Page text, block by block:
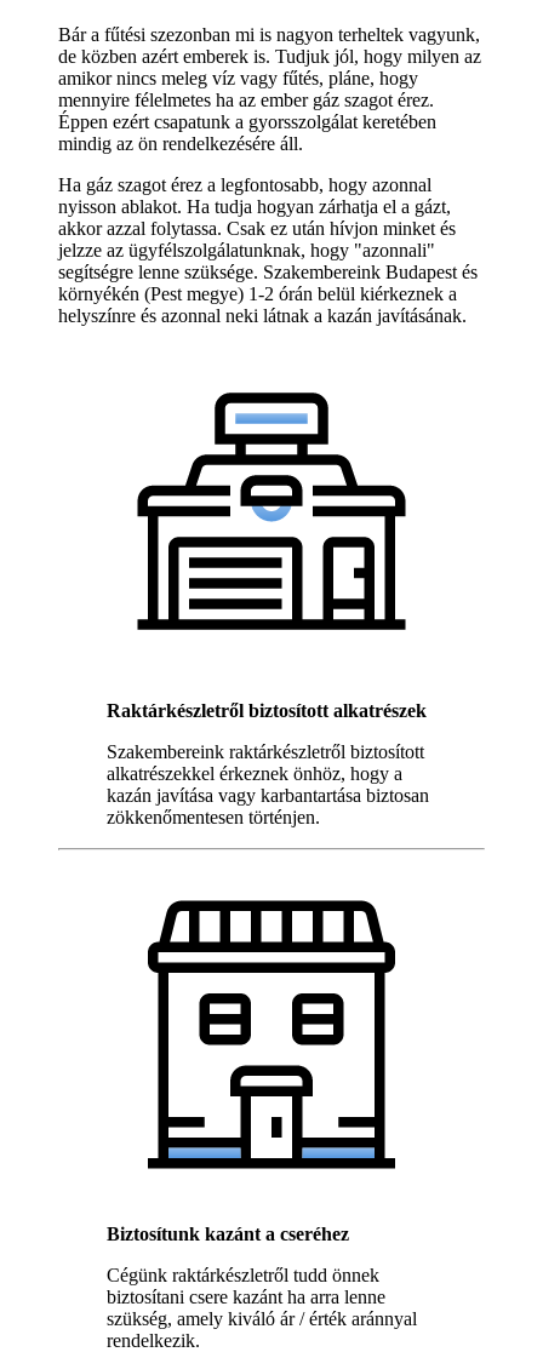
Bár a fűtési szezonban mi is nagyon terheltek vagyunk,
de közben azért emberek is. Tudjuk jól, hogy milyen az
amikor nincs meleg víz vagy fűtés, pláne, hogy
mennyire félelmetes ha az ember gáz szagot érez.
Éppen ezért csapatunk a gyorsszolgálat keretében
mindig az ön rendelkezésére áll.
Ha gáz szagot érez a legfontosabb, hogy azonnal
nyisson ablakot. Ha tudja hogyan zárhatja el a gázt,
akkor azzal folytassa. Csak ez után hívjon minket és
jelzze az ügyfélszolgálatunknak, hogy "azonnali"
segítségre lenne szüksége. Szakembereink Budapest és
környékén (Pest megye) 1-2 órán belül kiérkeznek a
helyszínre és azonnal neki látnak a kazán javításának.
Raktárkészletről biztosított alkatrészek
Szakembereink raktárkészletről biztosított
alkatrészekkel érkeznek önhöz, hogy a
kazán javítása vagy karbantartása biztosan
zökkenőmentesen történjen.
Biztosítunk kazánt a cseréhez
Cégünk raktárkészletről tudd önnek
biztosítani csere kazánt ha arra lenne
szükség, amely kiváló ár / érték aránnyal
rendelkezik.